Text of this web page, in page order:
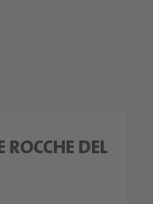
ROCCHE DEL